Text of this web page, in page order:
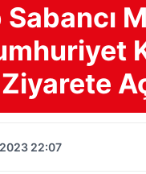
Sabancı
22:07